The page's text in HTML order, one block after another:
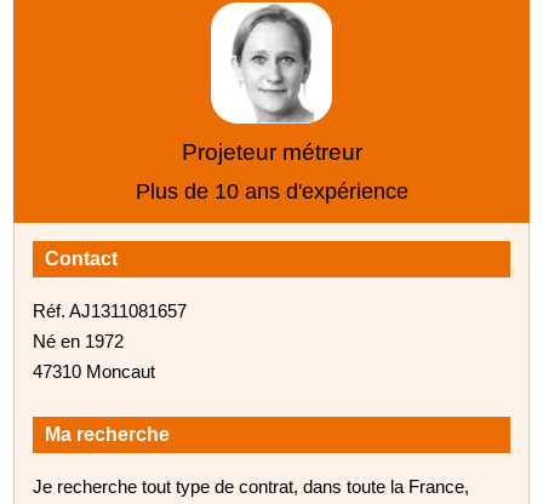
Projeteur métreur
Plus de 10 ans d'expérience
Contact
Réf. AJ1311081657
Né en 1972
47310 Moncaut
Ma recherche
Je recherche tout type de contrat, dans toute la France,